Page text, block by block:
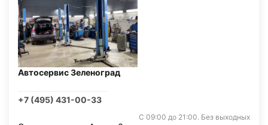
Автосервис Зеленоград
+7 (495) 431-00-33
С 09:00 до 21:00. Без выходных